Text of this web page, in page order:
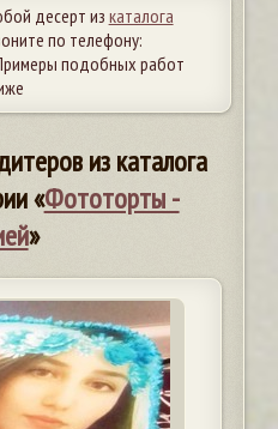
десерт из каталога
по телефону:
подобных работ
из каталога
«Фототорты -
»